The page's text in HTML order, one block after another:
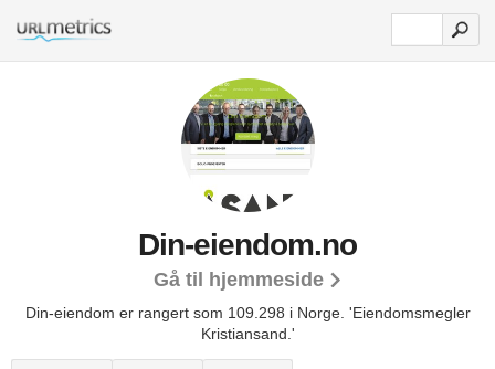
Din-eiendom.no
Gå til hjemmeside
Din-eiendom er rangert som 109.298 i Norge. 'Eiendomsmegler
Kristiansand.'